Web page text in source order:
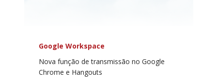
Google Workspace
Nova função de transmissão no Google
Chrome e Hangouts